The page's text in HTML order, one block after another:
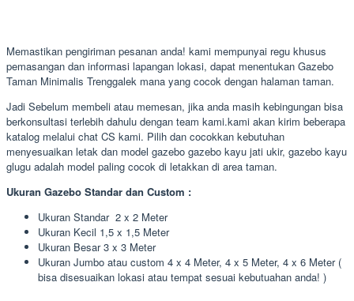
Memastikan pengiriman pesanan anda! kami mempunyai regu khusus
pemasangan dan informasi lapangan lokasi, dapat menentukan Gazebo
Taman Minimalis Trenggalek mana yang cocok dengan halaman taman.
Jadi Sebelum membeli atau memesan, jika anda masih kebingungan bisa
berkonsultasi terlebih dahulu dengan team kami.kami akan kirim beberapa
katalog melalui chat CS kami. Pilih dan cocokkan kebutuhan
menyesuaikan letak dan model gazebo gazebo kayu jati ukir, gazebo kayu
glugu adalah model paling cocok di letakkan di area taman.
Ukuran Gazebo Standar dan Custom :
Ukuran Standar 2 x 2 Meter
Ukuran Kecil 1,5 x 1,5 Meter
Ukuran Besar 3 x 3 Meter
Ukuran Jumbo atau custom 4 x 4 Meter, 4 x 5 Meter, 4 x 6 Meter (
bisa disesuaikan lokasi atau tempat sesuai kebutuahan anda! )